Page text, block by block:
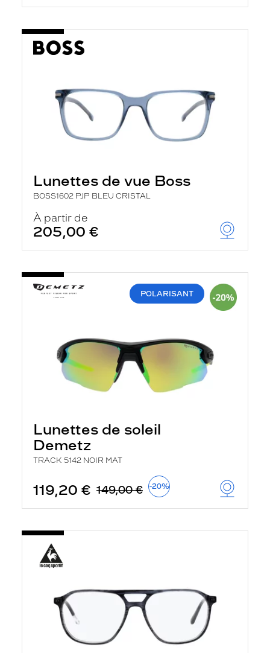
Lunettes de vue Boss
BOSS1602 PJP BLEU CRISTAL
À partir de
205,00 €
POLARISANT
Lunettes de soleil
Demetz
TRACK 5142 NOIR MAT
119,20 € 149,00 € -20%